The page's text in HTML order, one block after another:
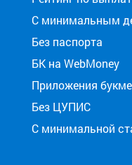
С минимальным
Без паспорта
БК на WebMoney
Приложения
Без ЦУПИС
С минимальной